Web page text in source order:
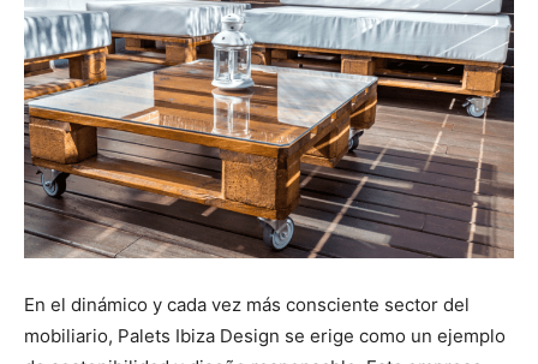
En el dinámico y cada vez más consciente sector del
mobiliario, Palets Ibiza Design se erige como un ejemplo